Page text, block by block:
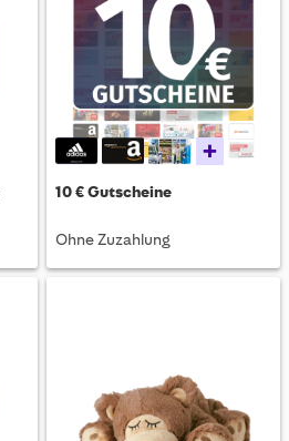
+
10 € Gutscheine
Ohne Zuzahlung